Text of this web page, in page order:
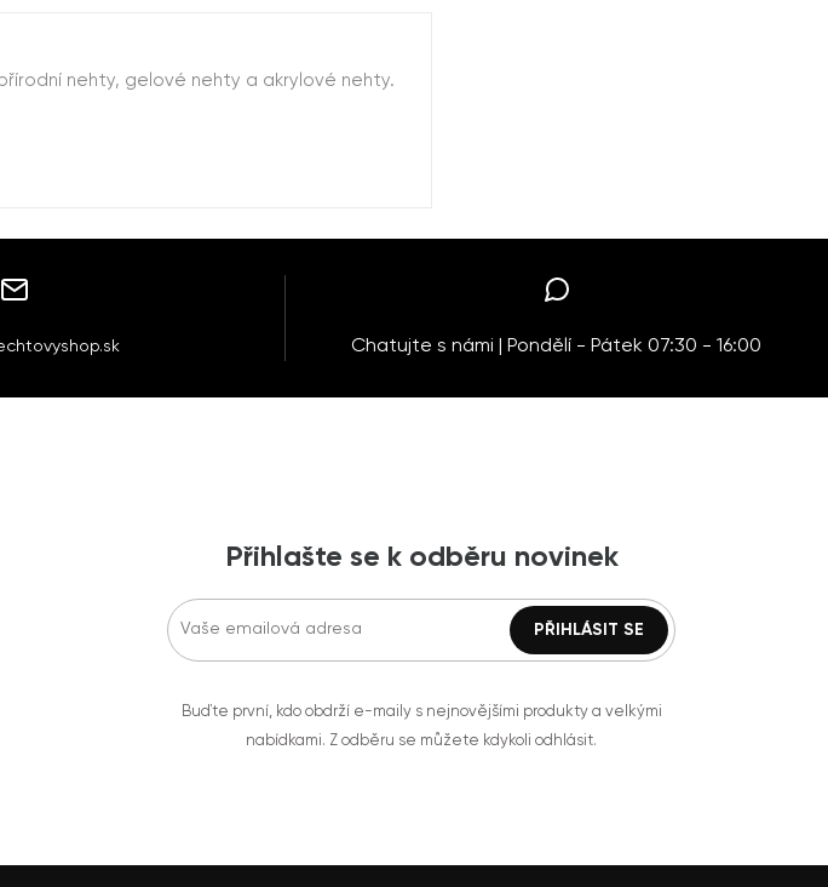
nehty, gelové nehty a akrylové nehty.
Chatujte s námi | Pondělí - Pátek 07:30 - 16:00
Přihlašte se k odběru novinek
Buďte první, kdo obdrží e-maily s nejnovějšími produkty a velkými
nabídkami. Z odběru se můžete kdykoli odhlásit.